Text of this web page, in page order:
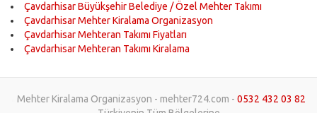
Çavdarhisar Büyükşehir Belediye / Özel Mehter Takımı
Çavdarhisar Mehter Kiralama Organizasyon
Çavdarhisar Mehteran Takımı Fiyatları
Çavdarhisar Mehteran Takımı Kiralama
Mehter Kiralama Organizasyon - mehter724.com - 0532 432 03 82